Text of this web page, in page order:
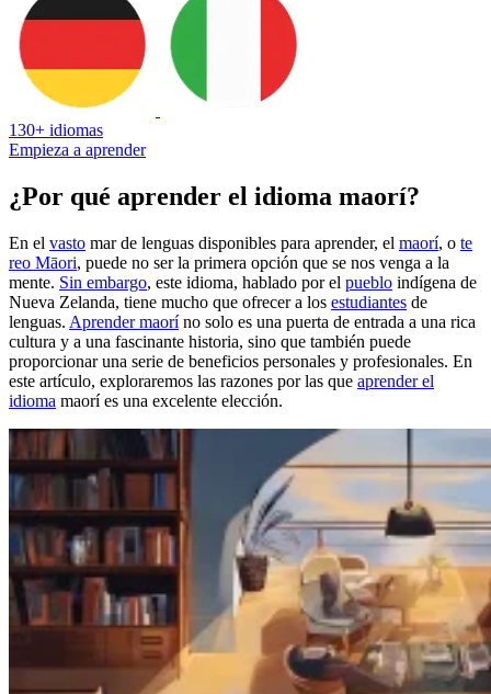
130+ idiomas
Empieza a aprender
¿Por qué aprender el idioma maorí?
En el vasto mar de lenguas disponibles para aprender, el maorí, o te
reo Māori, puede no ser la primera opción que se nos venga a la
mente. Sin embargo, este idioma, hablado por el pueblo indígena de
Nueva Zelanda, tiene mucho que ofrecer a los estudiantes de
lenguas. Aprender maoríno solo es una puerta de entrada a una rica
cultura y a una fascinante historia, sino que también puede
proporcionar una serie de beneficios personales y profesionales. En
este artículo, exploraremos las razones por las que aprender el
idioma maorí es una excelente elección.